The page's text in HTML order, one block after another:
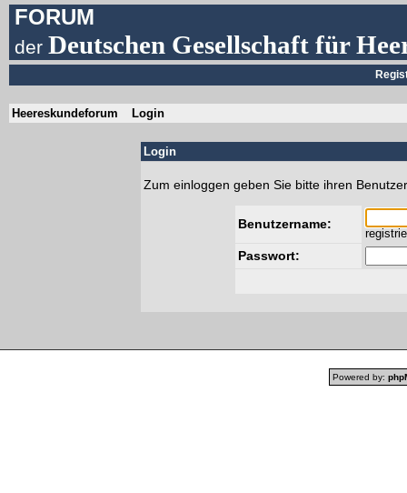
FORUM
derDeutschen Gesellschaft für
Heereskundeforum Login
Login
Zum einloggen geben Sie bitte ihren
Benutzername:
Passwort:
Powered by: